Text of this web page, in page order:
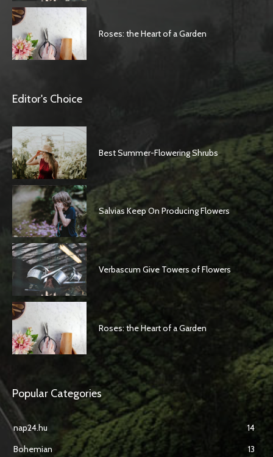
Roses: the Heart of a Garden
Editor's Choice
Best Summer-Flowering Shrubs
Salvias Keep On Producing Flowers
Verbascum Give Towers of Flowers
Roses: the Heart of a Garden
Popular Categories
nap24.hu
14
Bohemian
13